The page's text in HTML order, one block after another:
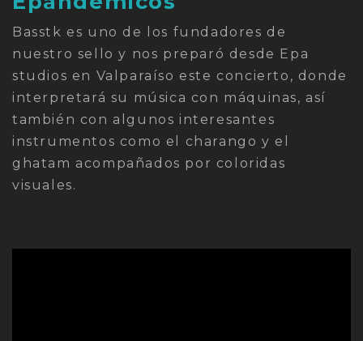
Basstk es uno de los fundadores de
nuestro sello y nos preparó desde Epa
studios en Valparaíso este concierto, donde
interpretará su música con máquinas, así
también con algunos interesantes
instrumentos como el charango y el
ghatam acompañados por coloridas
visuales.